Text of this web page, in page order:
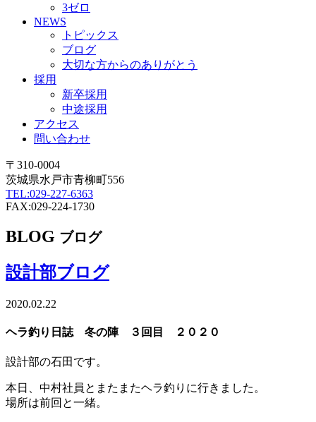
3ゼロ
NEWS
トピックス
ブログ
大切な方からのありがとう
採用
新卒採用
中途採用
アクセス
問い合わせ
〒310-0004
茨城県水戸市青柳町556
TEL:029-227-6363
FAX:029-224-1730
BLOG ブログ
設計部ブログ
2020.02.22
ヘラ釣り日誌 冬の陣 ３回目 ２０２０
設計部の石田です。
本日、中村社員とまたまたヘラ釣りに行きました。
場所は前回と一緒。